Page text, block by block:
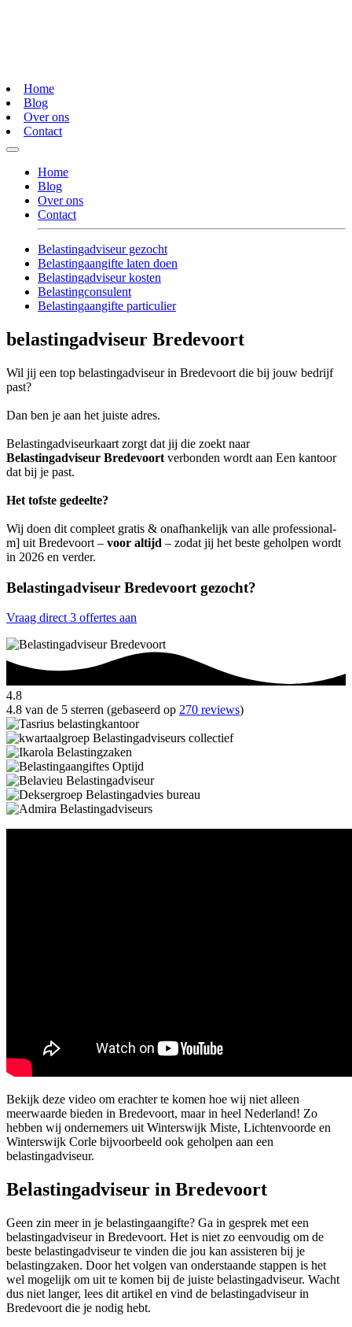
Home
Blog
Over ons
Contact
Home
Blog
Over ons
Contact
Belastingadviseur gezocht
Belastingaangifte laten doen
Belastingadviseur kosten
Belastingconsulent
Belastingaangifte particulier
belastingadviseur Bredevoort
Wil jij een top belastingadviseur in Bredevoort die bij jouw bedrijf
past?
Dan ben je aan het juiste adres.
Belastingadviseurkaart zorgt dat jij die zoekt naar
Belastingadviseur Bredevoort verbonden wordt aan Een kantoor
dat bij je past.
Het tofste gedeelte?
Wij doen dit compleet gratis & onafhankelijk van alle professional-
m] uit Bredevoort – voor altijd – zodat jij het beste geholpen wordt
in 2026 en verder.
Belastingadviseur Bredevoort gezocht?
Vraag direct 3 offertes aan
4.8
4.8 van de 5 sterren (gebaseerd op 270 reviews)
Bekijk deze video om erachter te komen hoe wij niet alleen
meerwaarde bieden in Bredevoort, maar in heel Nederland! Zo
hebben wij ondernemers uit Winterswijk Miste, Lichtenvoorde en
Winterswijk Corle bijvoorbeeld ook geholpen aan een
belastingadviseur.
Belastingadviseur in Bredevoort
Geen zin meer in je belastingaangifte? Ga in gesprek met een
belastingadviseur in Bredevoort. Het is niet zo eenvoudig om de
beste belastingadviseur te vinden die jou kan assisteren bij je
belastingzaken. Door het volgen van onderstaande stappen is het
wel mogelijk om uit te komen bij de juiste belastingadviseur. Wacht
dus niet langer, lees dit artikel en vind de belastingadviseur in
Bredevoort die je nodig hebt.